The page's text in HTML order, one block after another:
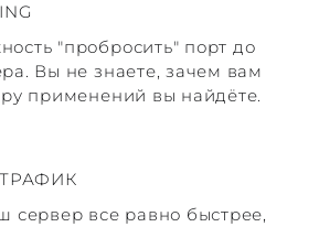
"пробросить" порт до
Вы не знаете, зачем вам
применений вы найдёте.
сервер все равно быстрее,